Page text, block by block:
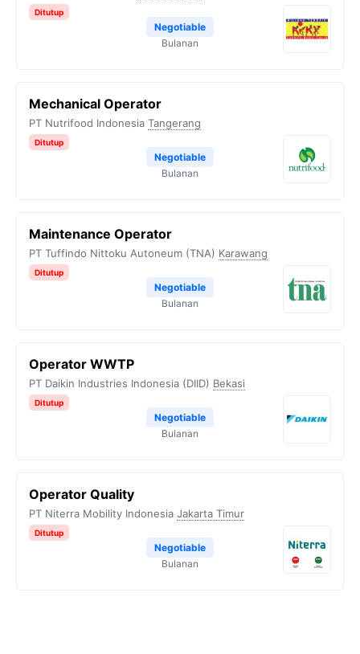
Ditutup
Negotiable
Bulanan
Mechanical Operator
PT Nutrifood Indonesia Tangerang
Ditutup
Negotiable
Bulanan
Maintenance Operator
PT Tuffindo Nittoku Autoneum (TNA) Karawang
Ditutup
Negotiable
Bulanan
Operator WWTP
PT Daikin Industries Indonesia (DIID) Bekasi
Ditutup
Negotiable
Bulanan
Operator Quality
PT Niterra Mobility Indonesia Jakarta Timur
Ditutup
Negotiable
Bulanan